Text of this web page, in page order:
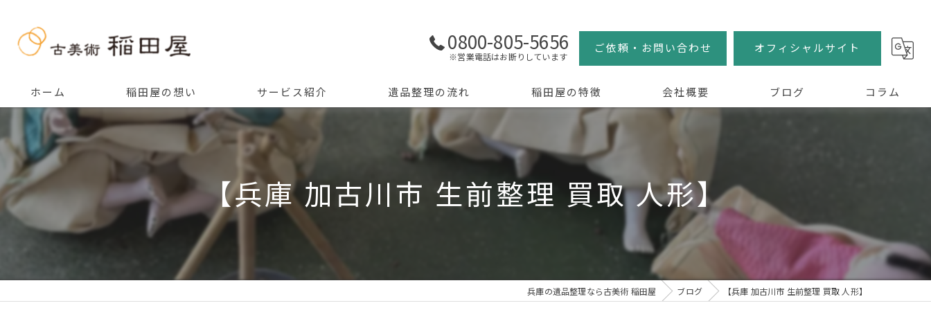
0800-805-5656
※営業電話はお断りしています
ご依頼・お問い合わせ オフィシャルサイト
ホーム 稲田屋の想い
ご挨拶
サービス紹介 遺品整理の流れ
よくある質問
稲田屋の特徴
生前整理
骨董品
会社概要 ブログ コラム
【兵庫 加古川市 生前整理 買取 人形】
兵庫の遺品整理なら古美術 稲田屋 ブログ 【兵庫 加古川市 生前整理 買取 人形】